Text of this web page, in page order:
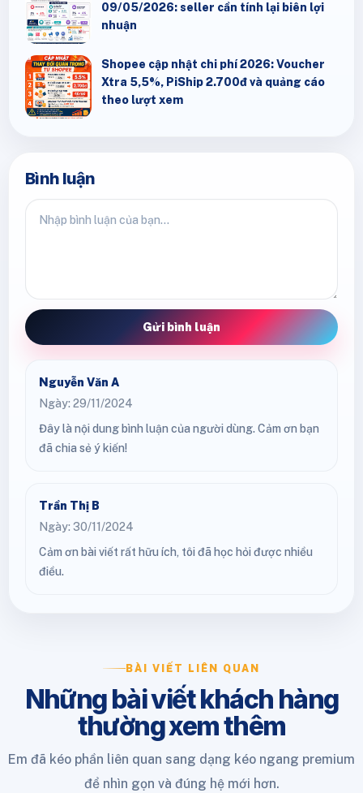
09/05/2026: seller cần tính lại biên lợi
nhuận
Shopee cập nhật chi phí 2026: Voucher
Xtra 5,5%, PiShip 2.700đ và quảng cáo
theo lượt xem
Bình luận
Gửi bình luận
Nguyễn Văn A
Ngày: 29/11/2024
Đây là nội dung bình luận của người dùng. Cảm ơn bạn
đã chia sẻ ý kiến!
Trần Thị B
Ngày: 30/11/2024
Cảm ơn bài viết rất hữu ích, tôi đã học hỏi được nhiều
điều.
BÀI VIẾT LIÊN QUAN
Những bài viết khách hàng
thường xem thêm
Em đã kéo phần liên quan sang dạng kéo ngang premium
để nhìn gọn và đúng hệ mới hơn.